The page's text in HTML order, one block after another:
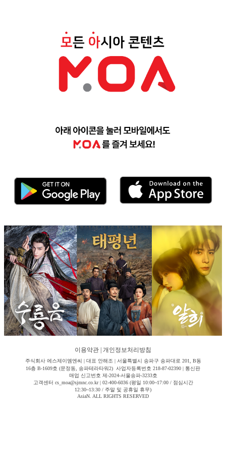
이용약관 개인정보처리방침
주식회사 에스제이엠엔씨 | 대표 안해조 | 서울특별시 송파구 송파대로 201, B동
16층 B-1609호 (문정동, 송파테라타워2) 사업자등록번호 218-87-02390 | 통신판
매업 신고번호 제-2024-서울송파-3233호
고객센터 cs_moa@sjmnc.co.kr | 02-400-6036 (평일 10:00~17:00 / 점심시간
12:30~13:30 / 주말 및 공휴일 휴무)
AsiaN. ALL RIGHTS RESERVED